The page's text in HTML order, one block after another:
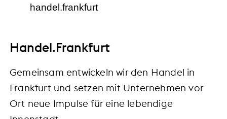
handel.frankfurt
Handel.Frankfurt
Gemeinsam entwickeln wir den Handel in
Frankfurt und setzen mit Unternehmen vor
Ort neue Impulse für eine lebendige